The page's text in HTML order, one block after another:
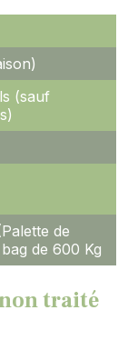
(sauf
de
de 600 Kg
traité